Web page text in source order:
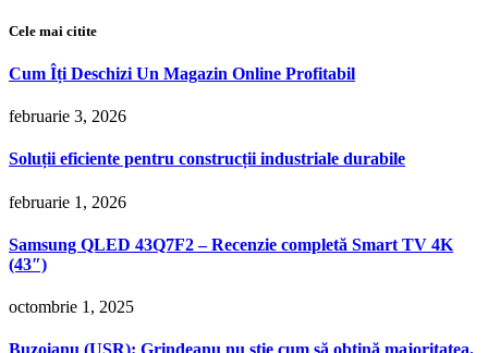
Cele mai citite
Cum Îți Deschizi Un Magazin Online Profitabil
februarie 3, 2026
Soluții eficiente pentru construcții industriale durabile
februarie 1, 2026
Samsung QLED 43Q7F2 – Recenzie completă Smart TV 4K
(43″)
octombrie 1, 2025